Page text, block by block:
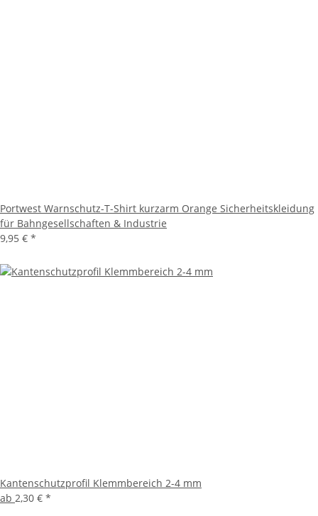
Portwest Warnschutz-T-Shirt kurzarm Orange Sicherheitskleidung
für Bahngesellschaften & Industrie
9,95 € *
Kantenschutzprofil Klemmbereich 2-4 mm
ab 2,30 € *